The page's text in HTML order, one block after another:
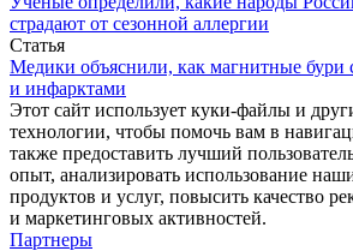
страдают от сезонной аллергии
Статья
Медики объяснили, как магнитные бури
и инфарктами
Этот сайт использует куки-файлы и
технологии, чтобы помочь вам в
также предоставить лучший
опыт, анализировать использование
продуктов и услуг, повысить качество
и маркетинговых активностей.
Партнеры